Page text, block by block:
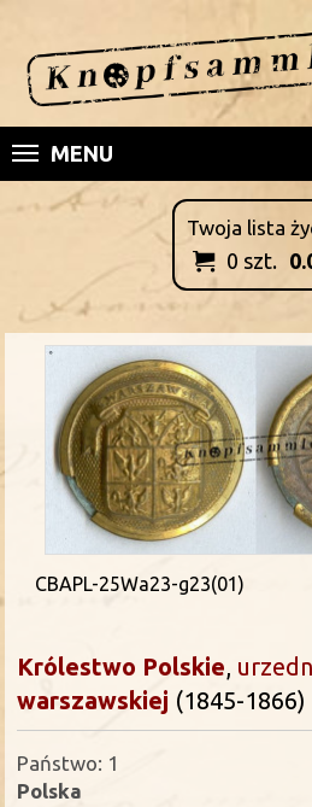
MENU
Twoja lista
 0 szt.
CBAPL-25Wa23-g23(01)
Królestwo Polskie,
warszawskiej (1845-1866)
Państwo: 1
Polska